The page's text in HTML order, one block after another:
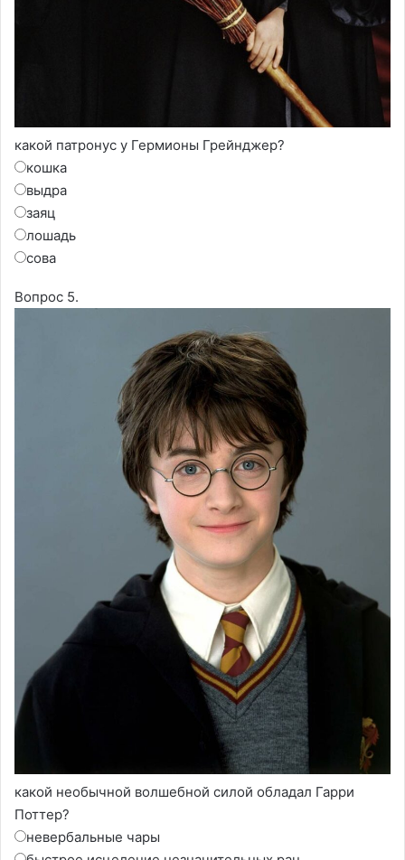
какой патронус у Гермионы Грейнджер?
кошка
выдра
заяц
лошадь
сова
Вопрос 5.
какой необычной волшебной силой обладал Гарри
Поттер?
невербальные чары